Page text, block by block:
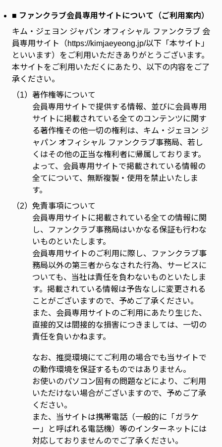
■ ファンクラブ会員専用サイトについて（ご利用案内）
キム・ジェヨン ジャパン オフィシャル ファンクラブ 会
員専用サイト（https://kimjaeyeong.jp/以下「本サイト」
といいます）をご利用いただきありがとうございます。
本サイトをご利用いただくにあたり、以下の内容をご了
承ください。
（1） 著作権等について
会員専用サイトで提供する情報、並びに会員専用
サイトに掲載されている全てのコンテンツに関す
る著作権その他一切の権利は、キム・ジェヨン ジ
ャパン オフィシャル ファンクラブ事務局、若し
くはその他の正当な権利者に帰属しております。
よって、会員専用サイトで掲載されている情報の
全てについて、無断複製・使用を禁止いたしま
す。
（2） 免責事項について
会員専用サイトに掲載されている全ての情報に関
し、ファンクラブ事務局はいかなる保証も行わな
いものといたします。
会員専用サイトのご利用に際し、ファンクラブ事
務局以外の第三者からなされた行為、サービスに
ついても、当社は責任を負わないものといたしま
す。掲載されている情報は予告なしに変更される
ことがございますので、予めご了承ください。
また、会員専用サイトのご利用にあたり生じた、
直接的又は間接的な損害につきましては、一切の
責任を負いかねます。
なお、推奨環境にてご利用の場合でも当サイトで
の動作環境を保証するものではありません。
お使いのパソコン固有の問題などにより、ご利用
いただけない場合がございますので、予めご了承
ください。
また、当サイトは携帯電話（一般的に「ガラケ
ー」と呼ばれる電話機）等のインターネットには
対応しておりませんのでご了承ください。